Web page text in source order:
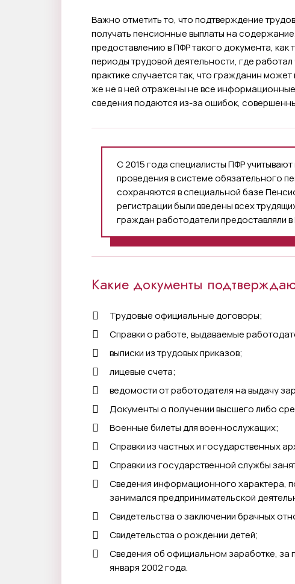
Важно отметить то, что подтверждение
получать пенсионные выплаты на
предоставлению в ПФР такого документа,
периоды трудовой деятельности, где
практике случается так, что гражданин
же не в ней отражены не все
сведения подаются из-за ошибок,
С 2015 года специалисты ПФР
проведения в системе обязательного
сохраняются в специальной базе
регистрации были введены всех
граждан работодатели предоставляли
Какие документы
Трудовые официальные договоры;
Справки о работе, выдаваемые
выписки из трудовых приказов;
лицевые счета;
ведомости от работодателя на выдачу
Документы о получении высшего либо
Военные билеты для военнослужащих;
Справки из частных и государственных
Справки из государственной службы
Сведения информационного характера,
занимался предпринимательской
Свидетельства о заключении брачных
Свидетельства о рождении детей;
Сведения об официальном заработке, за
января 2002 года.